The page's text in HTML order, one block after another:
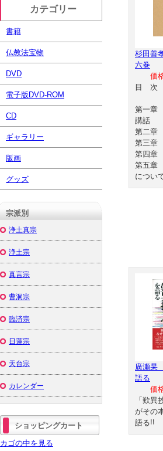
杉田善
六巻
価
第一章
講話
第二章
第三章
第四章
第五章
につい
廣瀬杲
語る
価
「歎異
がその
語る!!
カテゴリー
書籍
仏教法宝物
DVD
電子版DVD-ROM
CD
ギャラリー
版画
グッズ
宗派別
浄土真宗
浄土宗
真言宗
曹洞宗
臨済宗
日蓮宗
天台宗
カレンダー
ショッピングカート
カゴの中を見る